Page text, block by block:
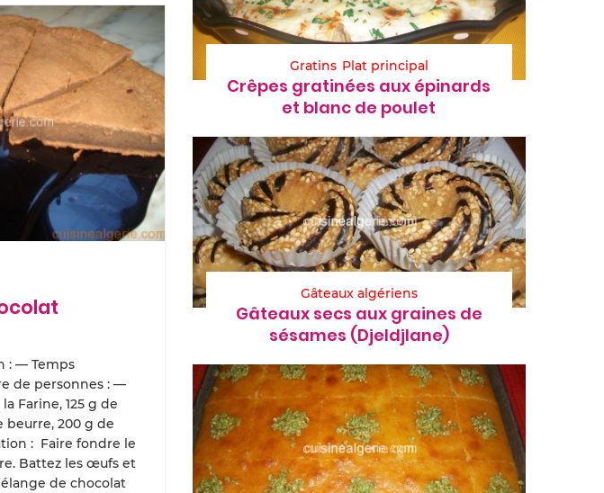
: — Temps
de personnes : —
Farine, 125 g de
beurre, 200 g de
: Faire fondre le
Battez les œufs et
de chocolat
Gratins Plat principal
Crêpes gratinées aux épinards
et blanc de poulet
Gâteaux algériens
Gâteaux secs aux graines de
sésames (Djeldjlane)